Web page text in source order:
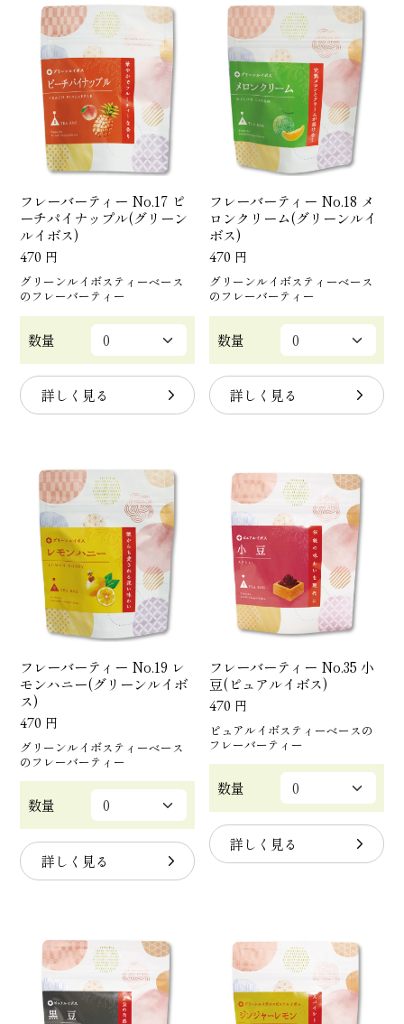
フレーバーティー No.17 ピ
ーチパイナップル(グリーン
ルイボス)
470 円
グリーンルイボスティーベース
のフレーバーティー
数量
詳しく見る
フレーバーティー No.18 メ
ロンクリーム(グリーンルイ
ボス)
470 円
グリーンルイボスティーベース
のフレーバーティー
数量
詳しく見る
フレーバーティー No.19 レ
モンハニー(グリーンルイボ
ス)
470 円
グリーンルイボスティーベース
のフレーバーティー
数量
詳しく見る
フレーバーティー No.35 小
豆(ピュアルイボス)
470 円
ピュアルイボスティーベースの
フレーバーティー
数量
詳しく見る